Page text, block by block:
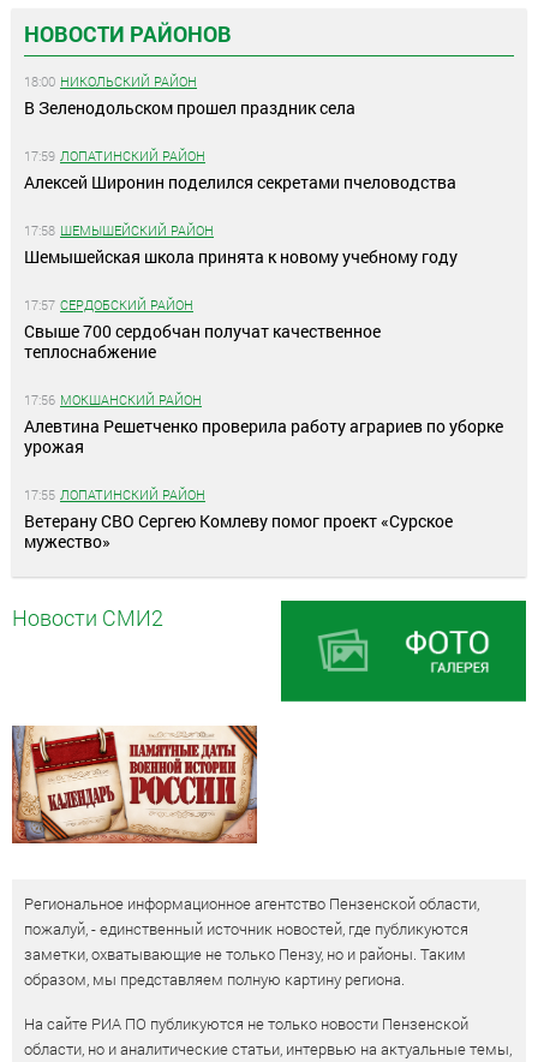
НОВОСТИ РАЙОНОВ
18:00 НИКОЛЬСКИЙ РАЙОН
В Зеленодольском прошел праздник села
17:59 ЛОПАТИНСКИЙ РАЙОН
Алексей Широнин поделился секретами пчеловодства
17:58 ШЕМЫШЕЙСКИЙ РАЙОН
Шемышейская школа принята к новому учебному году
17:57 СЕРДОБСКИЙ РАЙОН
Свыше 700 сердобчан получат качественное
теплоснабжение
17:56 МОКШАНСКИЙ РАЙОН
Алевтина Решетченко проверила работу аграриев по уборке
урожая
17:55 ЛОПАТИНСКИЙ РАЙОН
Ветерану СВО Сергею Комлеву помог проект «Сурское
мужество»
Новости СМИ2
Региональное информационное агентство Пензенской области,
пожалуй, - единственный источник новостей, где публикуются
заметки, охватывающие не только Пензу, но и районы. Таким
образом, мы представляем полную картину региона.
На сайте РИА ПО публикуются не только новости Пензенской
области, но и аналитические статьи, интервью на актуальные темы,